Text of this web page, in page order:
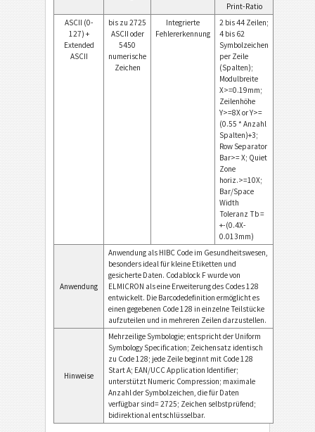
Print-Ratio
ASCII (0-
127) +
Extended
ASCII
bis zu 2725
ASCII oder
5450
numerische
Zeichen
Integrierte
Fehlererkennung
2 bis 44 Zeilen;
4 bis 62
Symbolzeichen
per Zeile
(Spalten);
Modulbreite
X>=0.19mm;
Zeilenhöhe
Y>=8X or Y>=
(0.55 * Anzahl
Spalten)+3;
Row Separator
Bar>= X; Quiet
Zone
horiz.>=10X;
Bar/Space
Width
Toleranz Tb =
+-(0.4X-
0.013mm)
Anwendung
Anwendung als HIBC Code im Gesundheitswesen,
besonders ideal für kleine Etiketten und
gesicherte Daten. Codablock F wurde von
ELMICRON als eine Erweiterung des Codes 128
entwickelt. Die Barcodedefinition ermöglicht es
einen gegebenen Code 128 in einzelne Teilstücke
aufzuteilen und in mehreren Zeilen darzustellen.
Hinweise
Mehrzeilige Symbologie; entspricht der Uniform
Symbology Specification; Zeichensatz identisch
zu Code 128; jede Zeile beginnt mit Code 128
Start A; EAN/UCC Application Identifier;
unterstützt Numeric Compression; maximale
Anzahl der Symbolzeichen, die für Daten
verfügbar sind= 2725; Zeichen selbstprüfend;
bidirektional entschlüsselbar.